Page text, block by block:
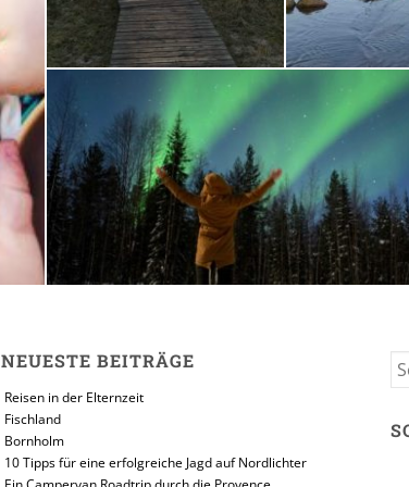
10 Tipps für eine
Jagd auf Nordlichter
31. JANUAR 2018
NEUESTE BEITRÄGE
Reisen in der Elternzeit
Fischland
Bornholm
10 Tipps für eine erfolgreiche Jagd auf Nordlichter